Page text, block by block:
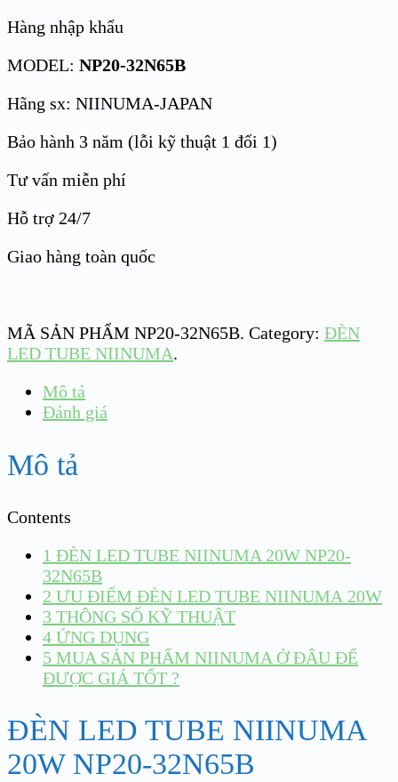
Hàng nhập khẩu
MODEL: NP20-32N65B
Hãng sx: NIINUMA-JAPAN
Bảo hành 3 năm (lỗi kỹ thuật 1 đổi 1)
Tư vấn miễn phí
Hỗ trợ 24/7
Giao hàng toàn quốc
MÃ SẢN PHẨM NP20-32N65B. Category: ĐÈN
LED TUBE NIINUMA.
Mô tả
Đánh giá
Mô tả
Contents
1 ĐÈN LED TUBE NIINUMA 20W NP20-
32N65B
2 ƯU ĐIỂM ĐÈN LED TUBE NIINUMA 20W
3 THÔNG SỐ KỸ THUẬT
4 ỨNG DỤNG
5 MUA SẢN PHẨM NIINUMA Ở ĐÂU ĐỂ
ĐƯỢC GIÁ TỐT ?
ĐÈN LED TUBE NIINUMA
20W NP20-32N65B